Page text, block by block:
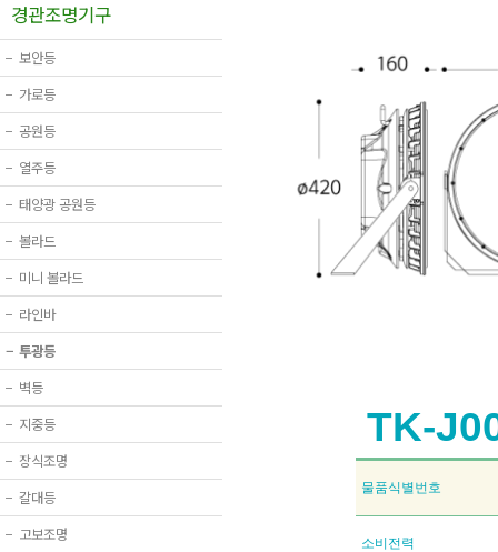
경관조명기구
− 보안등
− 가로등
− 공원등
− 열주등
− 태양광 공원등
− 볼라드
− 미니 볼라드
− 라인바
− 투광등
− 벽등
− 지중등
− 장식조명
− 갈대등
− 고보조명
TK-
물품식별번호
소비전력